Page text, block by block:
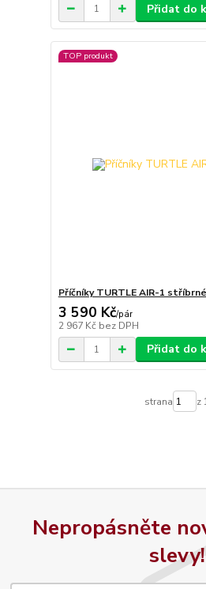
Přidat do
TOP produkt
Příčníky TURTLE AIR-1 stříbrné
3 590 Kč/pár
2 967 Kč bez DPH
Přidat do
strana z
Nepropásněte
slevy!